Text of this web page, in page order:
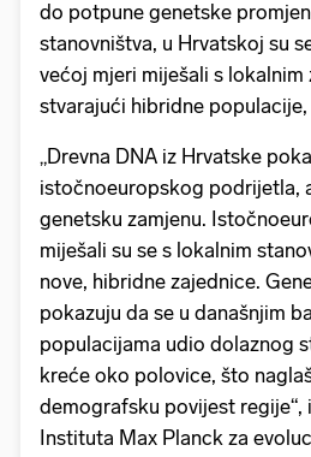
do potpune genetske
stanovništva, u Hrvatskoj su
većoj mjeri miješali s lokalnim
stvarajući hibridne
„Drevna DNA iz Hrvatske
istočnoeuropskog podrijetla,
genetsku zamjenu.
miješali su se s lokalnim
nove, hibridne zajednice.
pokazuju da se u današnjim
populacijama udio dolaznog
kreće oko polovice, što
demografsku povijest regije“,
Instituta Max Planck za